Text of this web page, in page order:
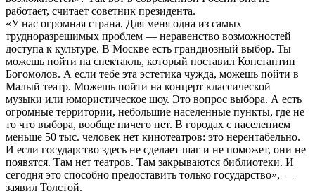
работает, считает советник президента.
«У нас огромная страна. Для меня одна из самых
трудноразрешимых проблем — неравенство возможностей
доступа к культуре. В Москве есть грандиозный выбор. Ты
можешь пойти на спектакль, который поставил Константин
Богомолов. А если тебе эта эстетика чужда, можешь пойти в
Малый театр. Можешь пойти на концерт классической
музыки или юмористическое шоу. Это вопрос выбора. А есть
огромные территории, небольшие населенные пункты, где не
то что выбора, вообще ничего нет. В городах с населением
меньше 50 тыс. человек нет кинотеатров: это нерентабельно.
И если государство здесь не сделает шаг и не поможет, они не
появятся. Там нет театров. Там закрываются библиотеки. И
сегодня это способно предоставить только государство», —
заявил Толстой.